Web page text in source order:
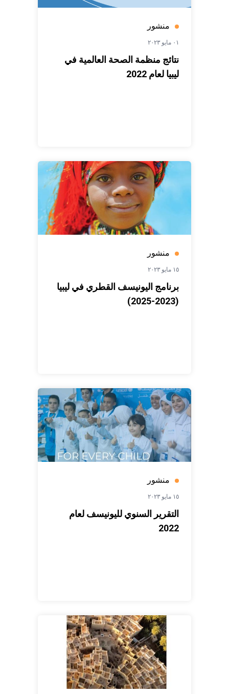
منشور
٠١ مايو ٢٠٢٣
نتائج منظمة الصحة العالمية في
ليبيا لعام 2022
منشور
١٥ مايو ٢٠٢٣
برنامج اليونيسف القطري في ليبيا
(2023-2025)
منشور
١٥ مايو ٢٠٢٣
التقرير السنوي لليونيسف لعام
2022